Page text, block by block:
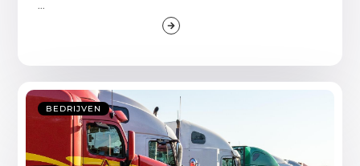
...
BEDRIJVEN